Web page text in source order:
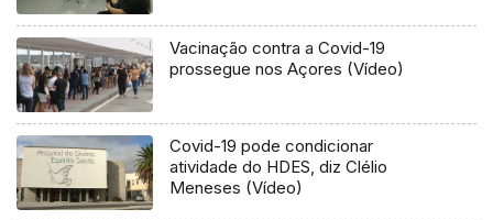
Vacinação contra a Covid-19
prossegue nos Açores (Vídeo)
Covid-19 pode condicionar
atividade do HDES, diz Clélio
Meneses (Vídeo)